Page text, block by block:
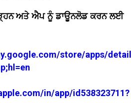
ਅਤੇ ਐਪ ਨੂੰ ਡਾਊਨਲੋਡ ਕਰਨ ਲਈ
store/apps/
in/app/id538323711?